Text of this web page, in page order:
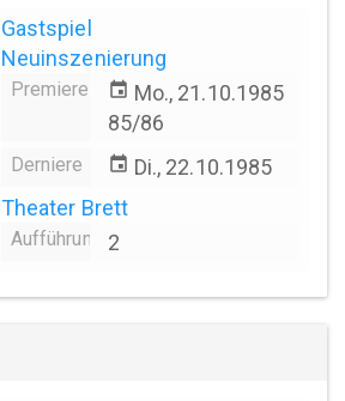
Gastspiel
Neuinszenierung
Premiere event Mo., 21.10.1985
85/86
Derniere event Di., 22.10.1985
Theater Brett
Aufführungsanzahl
2